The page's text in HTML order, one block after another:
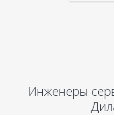
Инженеры